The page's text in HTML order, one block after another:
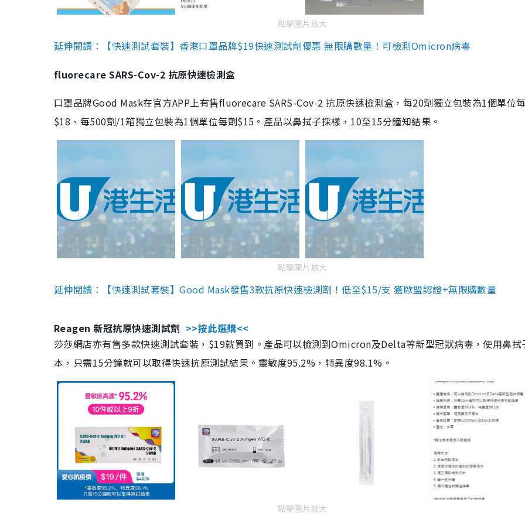
點擊圖片放大
延伸閱讀：【快速測試套裝】香港口罩品牌$19快速測試劑優惠 無限購數量！可檢測Omicron病毒
fluorecare SARS-Cov-2 抗原快速檢測盒
口罩品牌Good Mask在官方APP上有售fluorecare SARS-Cov-2 抗原快速檢測盒，每20劑獨立包裝為1個單位
$18、每500劑/1箱獨立包裝為1個單位每劑$15。產品以鼻拭子採樣，10至15分鐘知結果。
點擊圖片放大
延伸閱讀：【快速測試套裝】Good Mask發售3款抗原快速檢測劑！低至$15/支 獲歐盟認證+無限購數量
Reagen 新冠抗原快速測試劑 >>按此選購<<
莎莎網店亦有售多款快速測試套裝，$19就買到。產品可以檢測到Omicron及Delta等新型冠狀病毒，使用鼻拭
本，只需15分鐘就可以取得快速抗原測試結果。靈敏度95.2%，特異度98.1%。
點擊圖片放大